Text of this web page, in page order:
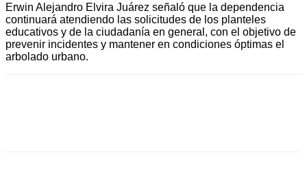
Erwin Alejandro Elvira Juárez señaló que la dependencia
continuará atendiendo las solicitudes de los planteles
educativos y de la ciudadanía en general, con el objetivo de
prevenir incidentes y mantener en condiciones óptimas el
arbolado urbano.